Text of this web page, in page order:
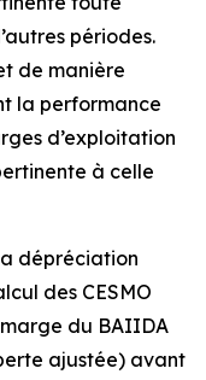
périodes.
de manière
la performance
d’exploitation
à celle
dépréciation
des CESMO
du BAIIDA
ajustée) avant